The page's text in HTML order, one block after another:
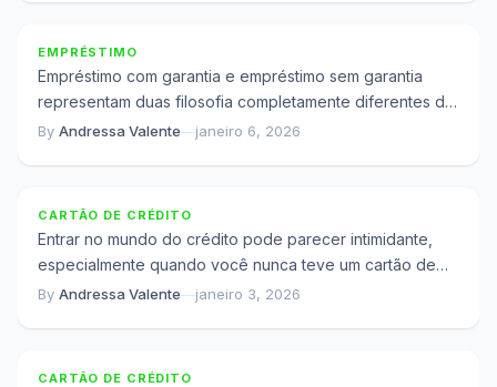
EMPRÉSTIMO
Empréstimo com garantia e empréstimo sem garantia
representam duas filosofia completamente diferentes de
acesso ao crédito. Na modalidade com garantia, você
By Andressa Valente—janeiro 6, 2026
Cartão de Crédito Sem Anuidade Para Quem
CARTÃO DE CRÉDITO
Entrar no mundo do crédito pode parecer intimidante,
especialmente quando você nunca teve um cartão de
crédito antes. A preocupação com taxas,...
By Andressa Valente—janeiro 3, 2026
O Que Ninguém Conta Sobre as Bandeiras de
CARTÃO DE CRÉDITO